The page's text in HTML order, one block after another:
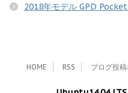
2018年モデル GPD
HOME RSS ブログ投